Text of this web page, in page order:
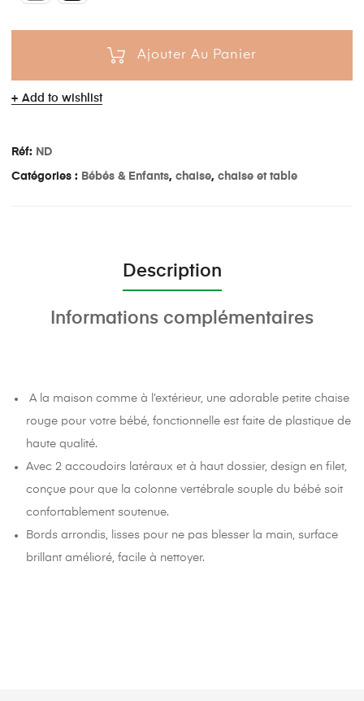
Ajouter Au Panier
Add to wishlist
Réf: ND
Catégories : Bébés & Enfants, chaise, chaise et table
Description
Informations complémentaires
A la maison comme à l’extérieur, une adorable petite chaise
rouge pour votre bébé, fonctionnelle est faite de plastique de
haute qualité.
Avec 2 accoudoirs latéraux et à haut dossier, design en filet,
conçue pour que la colonne vertébrale souple du bébé soit
confortablement soutenue.
Bords arrondis, lisses pour ne pas blesser la main, surface
brillant amélioré, facile à nettoyer.